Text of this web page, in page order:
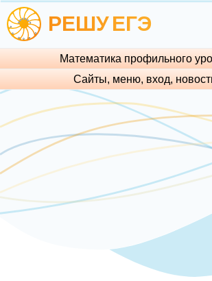
РЕШУЕГЭ
Математика профильного
Сайты, меню, вход,